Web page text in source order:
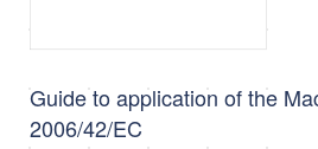
Guide to application of the
2006/42/EC